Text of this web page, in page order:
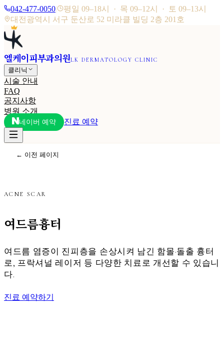
042-477-0050|
평일 09–18시 · 목 09–12시 · 토 09–13시
대전광역시 서구 둔산로 52 미라클 빌딩 2층 201호
엘케이피부과의원LK DERMATOLOGY CLINIC
클리닉
시술 안내
FAQ
공지사항
병원 소개
네이버 예약 진료 예약
← 이전 페이지
ACNE SCAR
여드름흉터
여드름 염증이 진피층을 손상시켜 남긴 함몰·돌출 흉터
로, 프락셔널 레이저 등 다양한 치료로 개선할 수 있습니
다.
진료 예약하기